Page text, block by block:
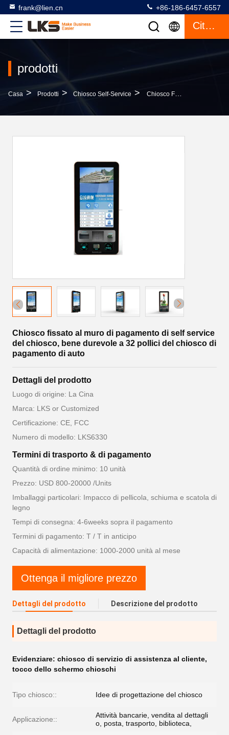
frank@lien.cn +86-186-6457-6557
Citazione
prodotti
Casa > Prodotti > Chiosco Self-Service > Chiosco Fissato Al Muro Di Pagamento Di Self Service Del Chiosco, Bene Durevole A 32 Pollici Del Chiosco Di Pagamento Di Auto
Chiosco fissato al muro di pagamento di self service
del chiosco, bene durevole a 32 pollici del chiosco di
pagamento di auto
Dettagli del prodotto
Luogo di origine: La Cina
Marca: LKS or Customized
Certificazione: CE, FCC
Numero di modello: LKS6330
Termini di trasporto & di pagamento
Quantità di ordine minimo: 10 unità
Prezzo: USD 800-20000 /Units
Imballaggi particolari: Impacco di pellicola, schiuma e scatola di
legno
Tempi di consegna: 4-6weeks sopra il pagamento
Termini di pagamento: T / T in anticipo
Capacità di alimentazione: 1000-2000 unità al mese
Ottenga il migliore prezzo
Dettagli del prodotto Descrizione del prodotto
Dettagli del prodotto
Evidenziare: chiosco di servizio di assistenza al cliente,
tocco dello schermo chioschi
Tipo chiosco:: Idee di progettazione del chiosco
Applicazione::
Attività bancarie, vendita al dettagli
o, posta, trasporto, biblioteca,